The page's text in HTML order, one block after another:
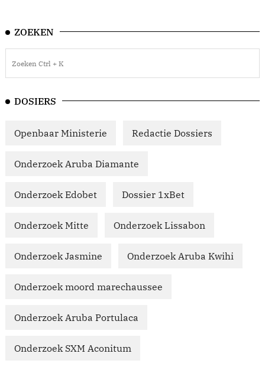
ZOEKEN
DOSIERS
Openbaar Ministerie Redactie Dossiers
Onderzoek Aruba Diamante
Onderzoek Edobet Dossier 1xBet
Onderzoek Mitte Onderzoek Lissabon
Onderzoek Jasmine Onderzoek Aruba Kwihi
Onderzoek moord marechaussee
Onderzoek Aruba Portulaca
Onderzoek SXM Aconitum